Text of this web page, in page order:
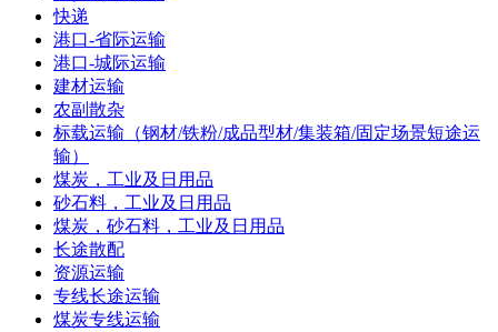
快递
港口-省际运输
港口-城际运输
建材运输
农副散杂
标载运输（钢材/铁粉/成品型材/集装箱/固定场景短途运
输）
煤炭，工业及日用品
砂石料，工业及日用品
煤炭，砂石料，工业及日用品
长途散配
资源运输
专线长途运输
煤炭专线运输